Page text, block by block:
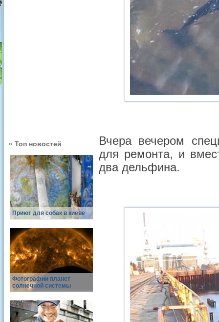
Топ новостей
Приют для собак в киеве
Фотографии планет
солнечной системы
Вчера вечером
для ремонта, и
два дельфина.